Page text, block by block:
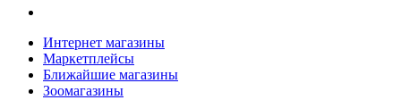
Интернет магазины
Маркетплейсы
Ближайшие магазины
Зоомагазины